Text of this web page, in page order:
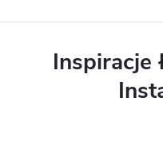
Inspiracje